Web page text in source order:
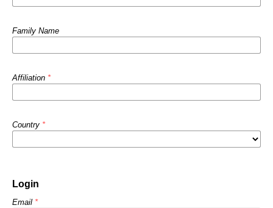
Family Name
Affiliation *
Country *
Login
Email *